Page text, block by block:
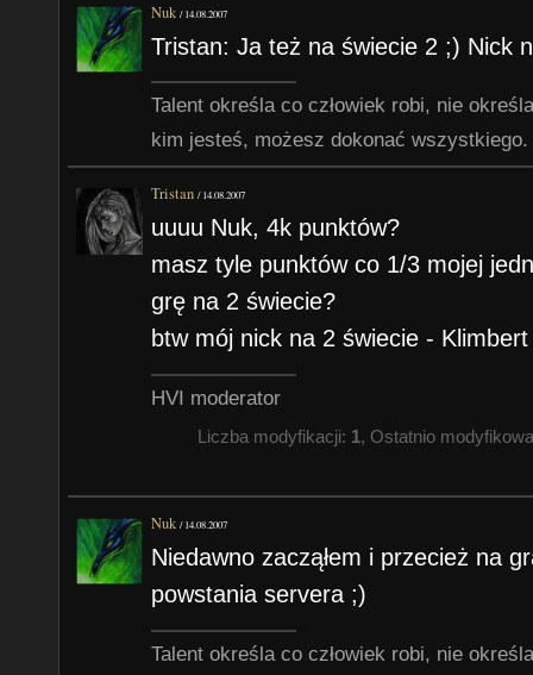
Nuk /14.08.2007
Tristan: Ja też na świecie 2 ;) Nick
Talent określa co człowiek robi, nie
kim jesteś, możesz dokonać wszystkiego.
Tristan /14.08.2007
uuuu Nuk, 4k punktów?
masz tyle punktów co 1/3 mojej
grę na 2 świecie?
btw mój nick na 2 świecie - Klimbert
HVI moderator
Liczba modyfikacji: 1, Ostatnio
Nuk /14.08.2007
Niedawno zacząłem i przecież na
powstania servera ;)
Talent określa co człowiek robi, nie